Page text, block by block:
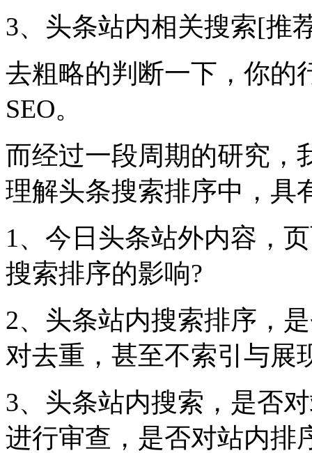
3、头条站内相关搜索[推
去粗略的判断一下，你的
SEO。
而经过一段周期的研究，
理解头条搜索排序中，具
1、今日头条站外内容，
搜索排序的影响?
2、头条站内搜索排序，
对去重，甚至不索引与展
3、头条站内搜索，是否
进行审查，是否对站内排